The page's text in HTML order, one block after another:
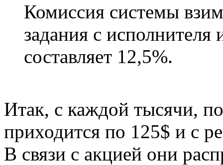
Комиссия системы
задания с исполнителя
составляет 12,5%.
Итак, с каждой тысячи,
приходится по 125$ и с
В связи с акцией они